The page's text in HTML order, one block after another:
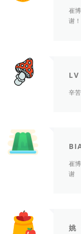
崔
谢！
辛
崔
谢
姚